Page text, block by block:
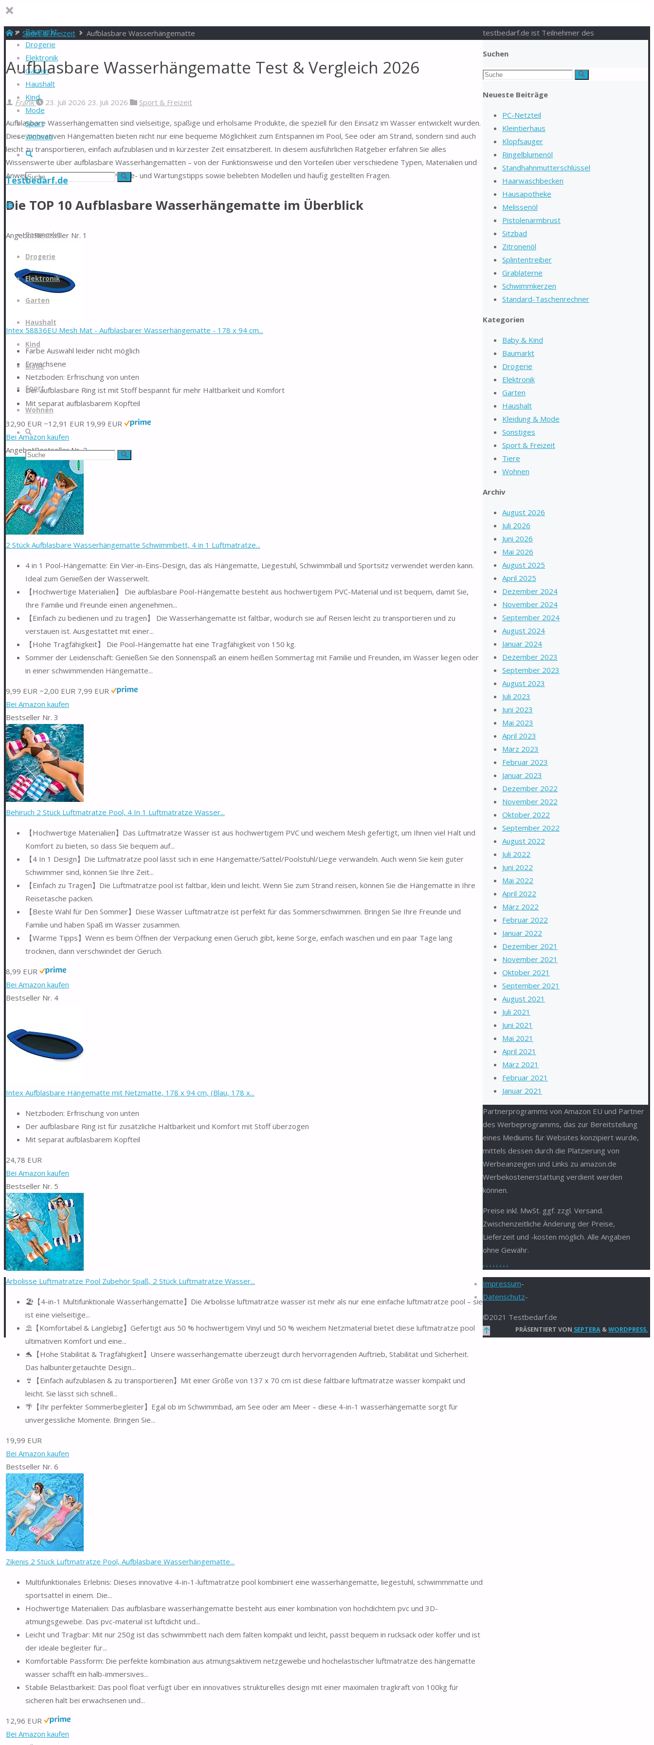
Baumarkt
Drogerie
Elektronik
Garten
Haushalt
Kind
Mode
Sport
Wohnen
Suche
Suchen Suche
Testbedarf.de
Inhalt
springen
Baumarkt
Drogerie
Elektronik
Garten
Haushalt
Kind
Mode
Sport
Wohnen
Suchen
nach:
Suche
StartSport & Freizeit Aufblasbare Wasserhängematte
Aufblasbare Wasserhängematte Test & Vergleich 2026
Frank 23. Juli 2026 23. Juli 2026 Sport & Freizeit
Aufblasbare Wasserhängematten sind vielseitige, spaßige und erholsame Produkte, die speziell für den Einsatz im Wasser entwickelt wurden.
Diese innovativen Hängematten bieten nicht nur eine bequeme Möglichkeit zum Entspannen im Pool, See oder am Strand, sondern sind auch
leicht zu transportieren, einfach aufzublasen und in kürzester Zeit einsatzbereit. In diesem ausführlichen Ratgeber erfahren Sie alles
Wissenswerte über aufblasbare Wasserhängematten – von der Funktionsweise und den Vorteilen über verschiedene Typen, Materialien und
Anwendungsbereiche bis hin zu Pflege- und Wartungstipps sowie beliebten Modellen und häufig gestellten Fragen.
Die TOP 10 Aufblasbare Wasserhängematte im Überblick
AngebotBestseller Nr. 1
Intex 58836EU Mesh Mat - Aufblasbarer Wasserhängematte - 178 x 94 cm...
Farbe Auswahl leider nicht möglich
Erwachsene
Netzboden: Erfrischung von unten
Der aufblasbare Ring ist mit Stoff bespannt für mehr Haltbarkeit und Komfort
Mit separat aufblasbarem Kopfteil
32,90 EUR −12,91 EUR 19,99 EUR
Bei Amazon kaufen
AngebotBestseller Nr. 2
2 Stück Aufblasbare Wasserhängematte Schwimmbett, 4 in 1 Luftmatratze...
4 in 1 Pool-Hängematte: Ein Vier-in-Eins-Design, das als Hängematte, Liegestuhl, Schwimmball und Sportsitz verwendet werden kann.
Ideal zum Genießen der Wasserwelt.
【Hochwertige Materialien】 Die aufblasbare Pool-Hängematte besteht aus hochwertigem PVC-Material und ist bequem, damit Sie,
Ihre Familie und Freunde einen angenehmen...
【Einfach zu bedienen und zu tragen】 Die Wasserhängematte ist faltbar, wodurch sie auf Reisen leicht zu transportieren und zu
verstauen ist. Ausgestattet mit einer...
【Hohe Tragfähigkeit】 Die Pool-Hängematte hat eine Tragfähigkeit von 150 kg.
Sommer der Leidenschaft: Genießen Sie den Sonnenspaß an einem heißen Sommertag mit Familie und Freunden, im Wasser liegen oder
in einer schwimmenden Hängematte...
9,99 EUR −2,00 EUR 7,99 EUR
Bei Amazon kaufen
Bestseller Nr. 3
Behiruch 2 Stück Luftmatratze Pool, 4 In 1 Luftmatratze Wasser...
【Hochwertige Materialien】Das Luftmatratze Wasser ist aus hochwertigem PVC und weichem Mesh gefertigt, um Ihnen viel Halt und
Komfort zu bieten, so dass Sie bequem auf...
【4 In 1 Design】Die Luftmatratze pool lässt sich in eine Hängematte/Sattel/Poolstuhl/Liege verwandeln. Auch wenn Sie kein guter
Schwimmer sind, können Sie Ihre Zeit...
【Einfach zu Tragen】Die Luftmatratze pool ist faltbar, klein und leicht. Wenn Sie zum Strand reisen, können Sie die Hängematte in Ihre
Reisetasche packen.
【Beste Wahl für Den Sommer】Diese Wasser Luftmatratze ist perfekt für das Sommerschwimmen. Bringen Sie Ihre Freunde und
Familie und haben Spaß im Wasser zusammen.
【Warme Tipps】Wenn es beim Öffnen der Verpackung einen Geruch gibt, keine Sorge, einfach waschen und ein paar Tage lang
trocknen, dann verschwindet der Geruch.
8,99 EUR
Bei Amazon kaufen
Bestseller Nr. 4
Intex Aufblasbare Hängematte mit Netzmatte, 178 x 94 cm, (Blau, 178 x...
Netzboden: Erfrischung von unten
Der aufblasbare Ring ist für zusätzliche Haltbarkeit und Komfort mit Stoff überzogen
Mit separat aufblasbarem Kopfteil
24,78 EUR
Bei Amazon kaufen
Bestseller Nr. 5
Arbolisse Luftmatratze Pool Zubehör Spaß, 2 Stück Luftmatratze Wasser...
🏖️【4-in-1 Multifunktionale Wasserhängematte】Die Arbolisse luftmatratze wasser ist mehr als nur eine einfache luftmatratze pool – sie
ist eine vielseitige...
⛱️【Komfortabel & Langlebig】Gefertigt aus 50 % hochwertigem Vinyl und 50 % weichem Netzmaterial bietet diese luftmatratze pool
ultimativen Komfort und eine...
🐬【Hohe Stabilität & Tragfähigkeit】Unsere wasserhängematte überzeugt durch hervorragenden Auftrieb, Stabilität und Sicherheit.
Das halbuntergetauchte Design...
👙【Einfach aufzublasen & zu transportieren】Mit einer Größe von 137 x 70 cm ist diese faltbare luftmatratze wasser kompakt und
leicht. Sie lässt sich schnell...
🌴【Ihr perfekter Sommerbegleiter】Egal ob im Schwimmbad, am See oder am Meer – diese 4-in-1 wasserhängematte sorgt für
unvergessliche Momente. Bringen Sie...
19,99 EUR
Bei Amazon kaufen
Bestseller Nr. 6
Zikenis 2 Stück Luftmatratze Pool, Aufblasbare Wasserhängematte...
Multifunktionales Erlebnis: Dieses innovative 4-in-1-luftmatratze pool kombiniert eine wasserhängematte, liegestuhl, schwimmmatte und
sportsattel in einem. Die...
Hochwertige Materialien: Das aufblasbare wasserhängematte besteht aus einer kombination von hochdichtem pvc und 3D-
atmungsgewebe. Das pvc-material ist luftdicht und...
Leicht und Tragbar: Mit nur 250g ist das schwimmbett nach dem falten kompakt und leicht, passt bequem in rucksack oder koffer und ist
der ideale begleiter für...
Komfortable Passform: Die perfekte kombination aus atmungsaktivem netzgewebe und hochelastischer luftmatratze des hängematte
wasser schafft ein halb-immersives...
Stabile Belastbarkeit: Das pool float verfügt über ein innovatives strukturelles design mit einer maximalen tragkraft von 100kg für
sicheren halt bei erwachsenen und...
12,96 EUR
Bei Amazon kaufen
Suchen
Suchen
Suche
Neueste Beiträge
PC-Netzteil
Kleintierhaus
Klopfsauger
Ringelblumenöl
Standhahnmutterschlüssel
Haarwaschbecken
Hausapotheke
Melissenöl
Pistolenarmbrust
Sitzbad
Zitronenöl
Splintentreiber
Grablaterne
Schwimmkerzen
Standard-Taschenrechner
Kategorien
Baby & Kind
Baumarkt
Drogerie
Elektronik
Garten
Haushalt
Kleidung & Mode
Sonstiges
Sport & Freizeit
Tiere
Wohnen
Archiv
August 2026
Juli 2026
Juni 2026
Mai 2026
August 2025
April 2025
Dezember 2024
November 2024
September 2024
August 2024
Januar 2024
Dezember 2023
September 2023
August 2023
Juli 2023
Juni 2023
Mai 2023
April 2023
März 2023
Februar 2023
Januar 2023
Dezember 2022
November 2022
Oktober 2022
September 2022
August 2022
Juli 2022
Juni 2022
Mai 2022
April 2022
März 2022
Februar 2022
Januar 2022
Dezember 2021
November 2021
Oktober 2021
September 2021
August 2021
Juli 2021
Juni 2021
Mai 2021
April 2021
März 2021
Februar 2021
Januar 2021
testbedarf.de ist Teilnehmer des
Partnerprogramms von Amazon EU und Partner
des Werbeprogramms, das zur Bereitstellung
eines Mediums für Websites konzipiert wurde,
mittels dessen durch die Platzierung von
Werbeanzeigen und Links zu amazon.de
Werbekostenerstattung verdient werden
können.
Preise inkl. MwSt. ggf. zzgl. Versand.
Zwischenzeitliche Änderung der Preise,
Lieferzeit und -kosten möglich. Alle Angaben
ohne Gewähr.
. . . . . . . .
Impressum-
Datenschutz-
©2021 Testbedarf.de
PRÄSENTIERT VON SEPTERA &WORDPRESS.
Zurück